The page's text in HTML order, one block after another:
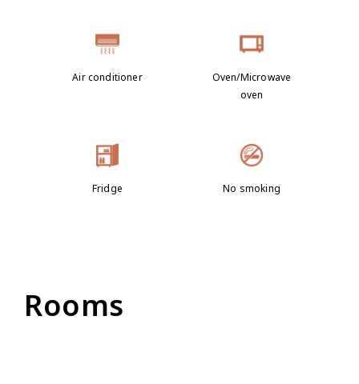
Air conditioner
Oven/Microwave
oven
Fridge No smoking
Rooms